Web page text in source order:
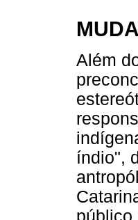
Além
índio",
público